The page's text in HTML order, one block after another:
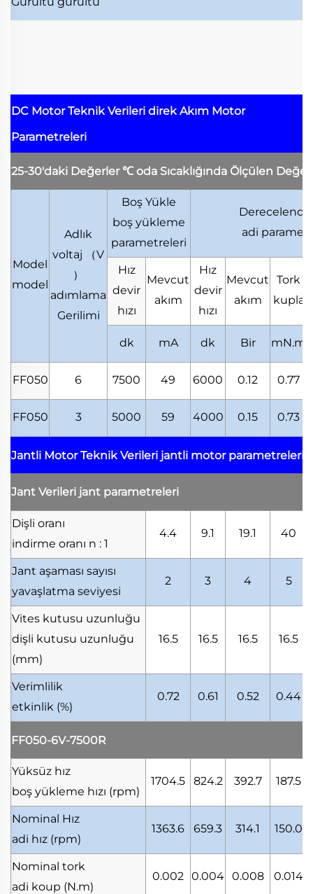
DC Motor Teknik Verileri direk Akım Motor
Parametreleri
25-30'daki Değerler ℃ oda Sıcaklığında Ölçülen
Model
model
Adlık
voltaj
（V
）
adımlama
Gerilimi
Boş Yükle
boş yükleme
parametreleri
adi
Hız
devir
hızı
Mevcut
akım
Hız
devir
hızı
Mevcut
akım
Tork
kupla
dk mA dk Bir mN.m
FF050 6 7500 49 6000 0.12 0.77
FF050 3 5000 59 4000 0.15 0.73
Jantli Motor Teknik Verileri jantli motor parametreleri
Jant Verileri jant parametreleri
Dişli oranı
indirme oranı n : 1
4.4 9.1 19.1 40
Jant aşaması sayısı
yavaşlatma seviyesi
2 3 4 5
Vites kutusu uzunluğu
dişli kutusu uzunluğu
(mm)
16.5 16.5 16.5 16.5
Verimlilik
etkinlik (%)
0.72 0.61 0.52 0.44
FF050-6V-7500R
Yüksüz hız
boş yükleme hızı (rpm)
1704.5 824.2 392.7 187.5
Nominal Hız
adi hız (rpm)
1363.6 659.3 314.1 150.0
Nominal tork
adi koup (N.m)
0.002 0.004 0.008 0.014